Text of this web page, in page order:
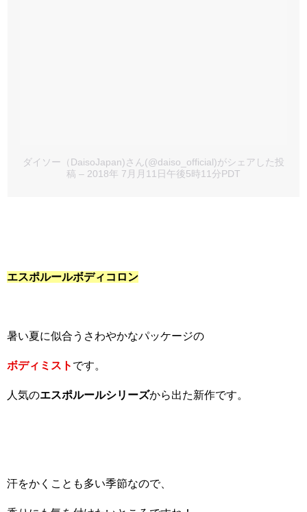
ダイソー（DaisoJapan)さん(@daiso_official)がシェアした投
稿 – 2018年 7月月11日午後5時11分PDT
エスポルールボディコロン
暑い夏に似合うさわやかなパッケージの
ボディミスト です。
人気のエスポルールシリーズから出た新作です。
汗をかくことも多い季節なので、